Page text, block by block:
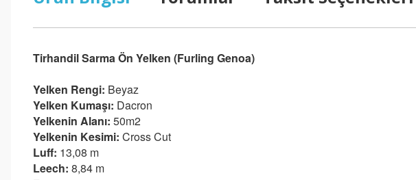
Tirhandil Sarma Ön Yelken (Furling Genoa)
Yelken Rengi: Beyaz
Yelken Kumaşı: Dacron
Yelkenin Alanı: 50m2
Yelkenin Kesimi: Cross Cut
Luff: 13,08 m
Leech: 8,84 m